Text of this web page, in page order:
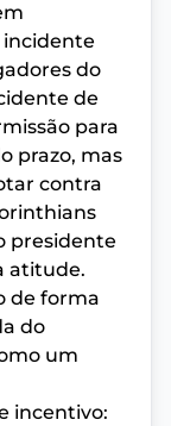
incidente
do
de
para
prazo, mas
contra
presidente
atitude.
de forma
do
um
incentivo: